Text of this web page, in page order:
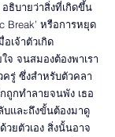
อธิบายว่าสิ่งที่เกิดขึ้น
Break’ หรือการหยุด
เจ้าตัวเกิด
จ จนสมองต้องพาเรา
ครู่ ซึ่งสำหรับตัวคลา
ถูกทำลายจนพัง เธอ
และถึงขั้นต้องมาดู
วยตัวเอง สิ่งนั้นอาจ